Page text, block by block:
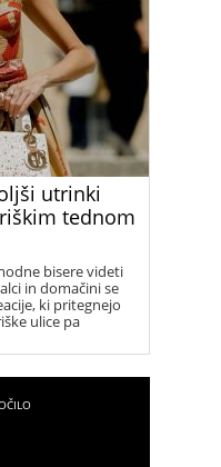
utrinki
tednom
bisere videti
in domačini se
ki pritegnejo
ulice pa